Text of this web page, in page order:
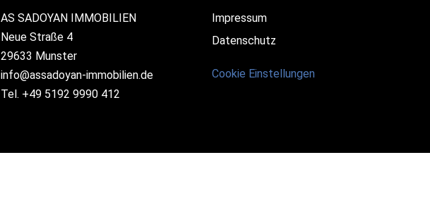
AS SADOYAN IMMOBILIEN
Neue Straße 4
29633 Munster
info@assadoyan-immobilien.de
Tel. +49 5192 9990 412
Impressum
Datenschutz
Cookie Einstellungen